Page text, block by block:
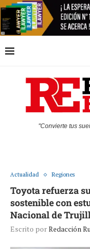
"Convierte tus
Actualidad Regiones
Toyota refuerza
sostenible con
Nacional de
Escrito porRedacción